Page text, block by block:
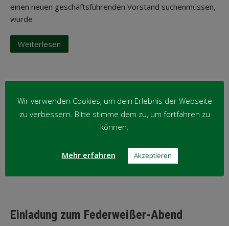
einen neuen geschäftsführenden Vorstand suchenmüssen,
wurde
Weiterlesen
Einladung zum Federweißer-Abend
Wir verwenden Cookies, um dein Erlebnis der Webseite
zu verbessern. Bitte stimme dem zu, um fortfahren zu
können.
Mehr erfahren Akzeptieren